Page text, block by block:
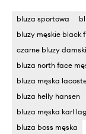
bluza sportowa
bluzy męskie black
czarne bluzy
bluza north face
bluza męska
bluza helly hansen
bluza męska karl
bluza boss męska